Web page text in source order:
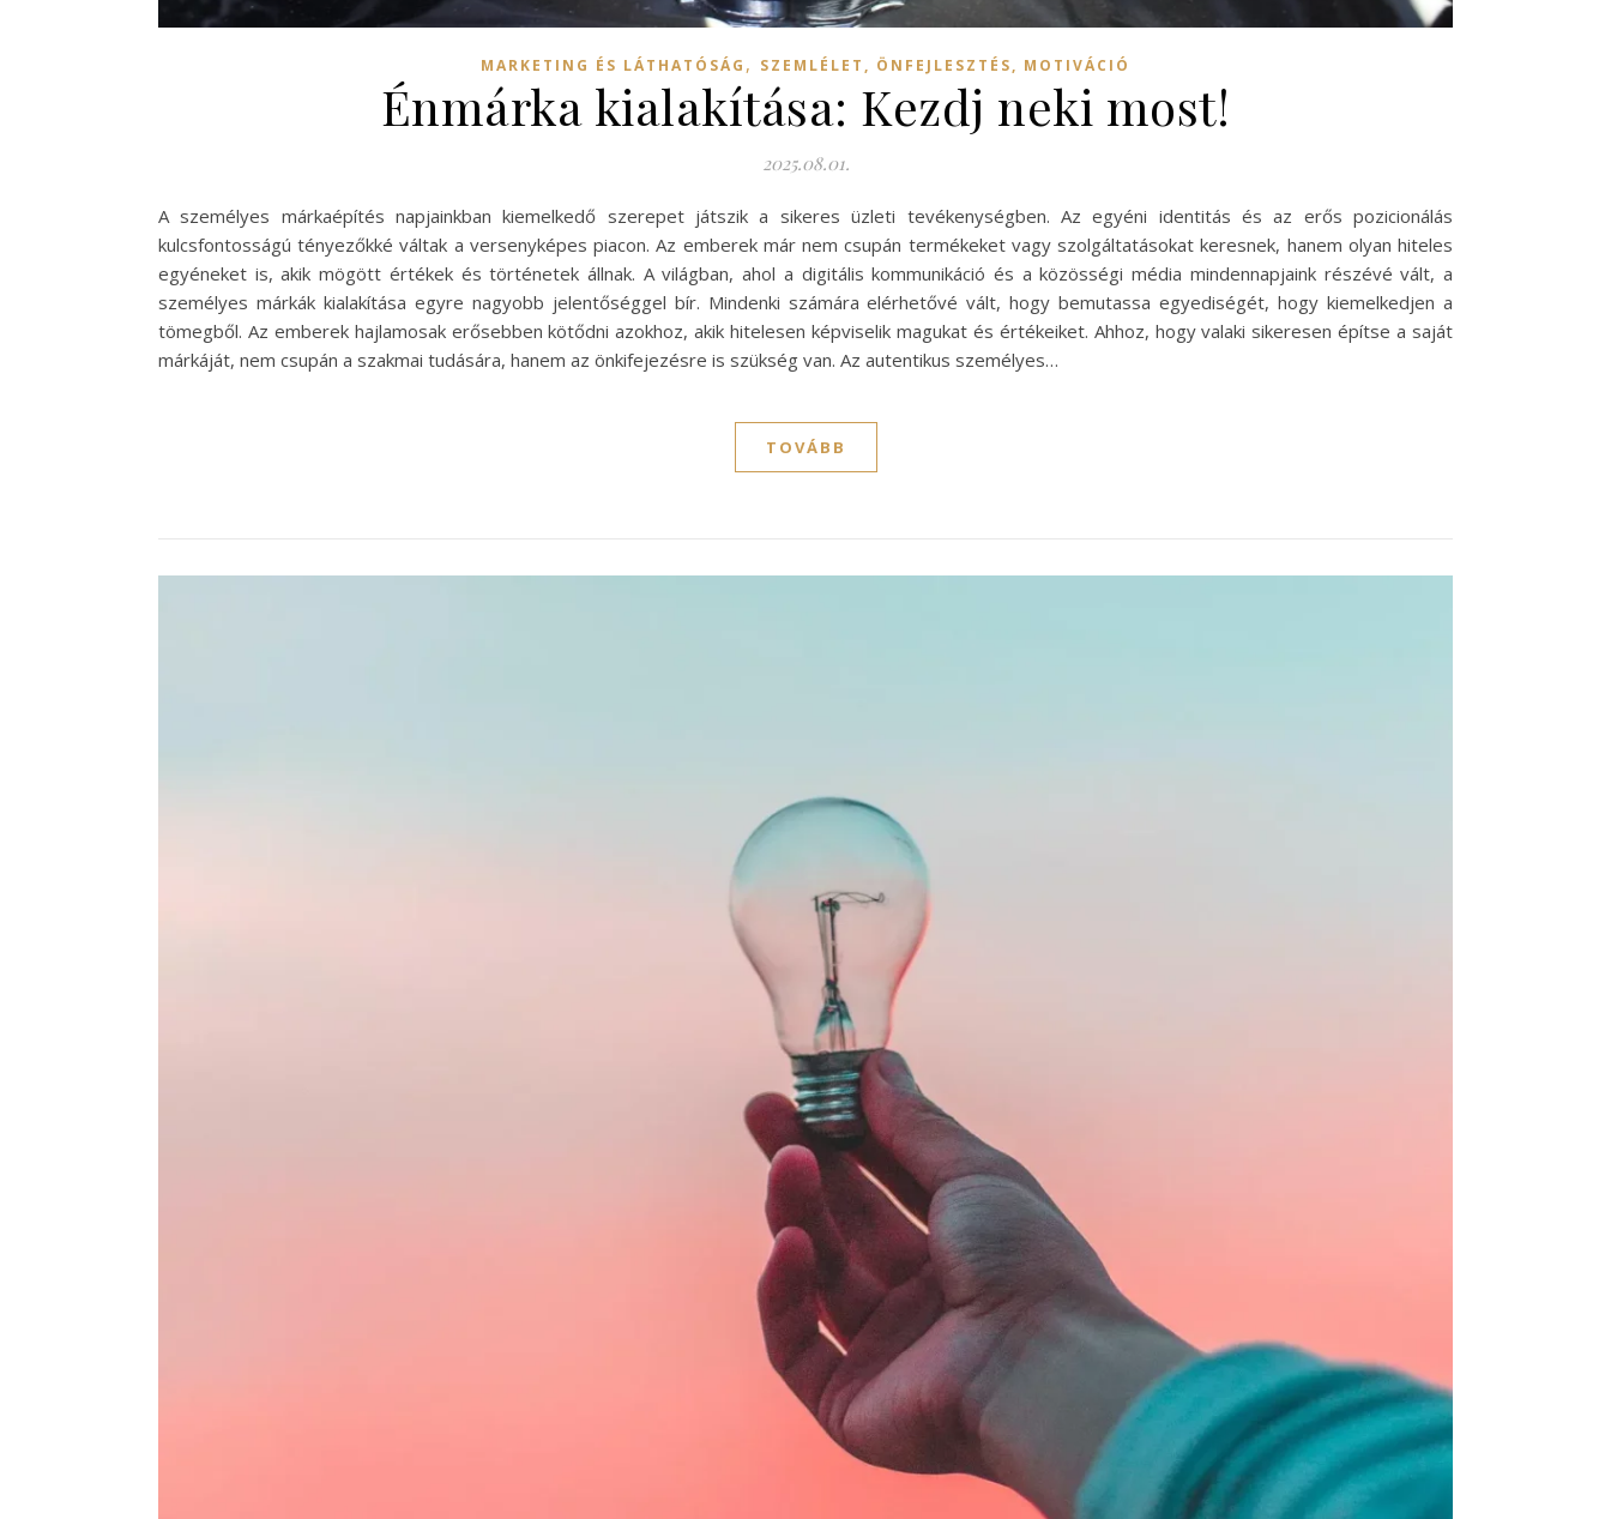
MARKETING ÉS LÁTHATÓSÁG , SZEMLÉLET, ÖNFEJLESZTÉS, MOTIVÁCIÓ
Énmárka kialakítása: Kezdj neki most!
2025.08.01.
A személyes márkaépítés napjainkban kiemelkedő szerepet játszik a sikeres üzleti tevékenységben. Az egyéni identitás és az erős pozicionálás
kulcsfontosságú tényezőkké váltak a versenyképes piacon. Az emberek már nem csupán termékeket vagy szolgáltatásokat keresnek, hanem olyan hiteles
egyéneket is, akik mögött értékek és történetek állnak. A világban, ahol a digitális kommunikáció és a közösségi média mindennapjaink részévé vált, a
személyes márkák kialakítása egyre nagyobb jelentőséggel bír. Mindenki számára elérhetővé vált, hogy bemutassa egyediségét, hogy kiemelkedjen a
tömegből. Az emberek hajlamosak erősebben kötődni azokhoz, akik hitelesen képviselik magukat és értékeiket. Ahhoz, hogy valaki sikeresen építse a saját
márkáját, nem csupán a szakmai tudására, hanem az önkifejezésre is szükség van. Az autentikus személyes…
TOVÁBB